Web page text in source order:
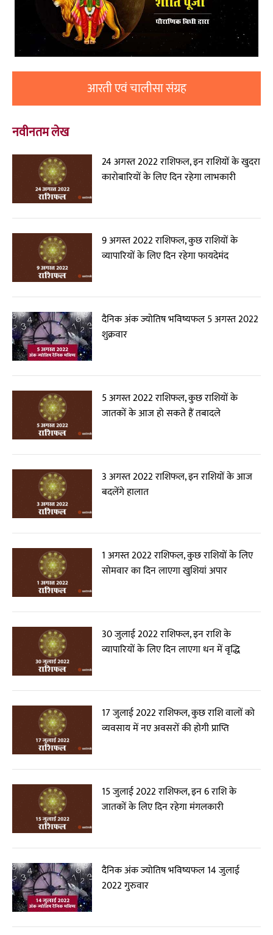
आरती एवं चालीसा संग्रह
नवीनतम लेख
24 अगस्त 2022 राशिफल, इन राशियों के खुदरा
कारोबारियों के लिए दिन रहेगा लाभकारी
9 अगस्त 2022 राशिफल, कुछ राशियों के
व्यापारियों के लिए दिन रहेगा फायदेमंद
दैनिक अंक ज्योतिष भविष्यफल 5 अगस्त 2022
शुक्रवार
5 अगस्त 2022 राशिफल, कुछ राशियों के
जातकों के आज हो सकते हैं तबादले
3 अगस्त 2022 राशिफल, इन राशियों के आज
बदलेंगे हालात
1 अगस्त 2022 राशिफल, कुछ राशियों के लिए
सोमवार का दिन लाएगा खुशियां अपार
30 जुलाई 2022 राशिफल, इन राशि के
व्यापारियों के लिए दिन लाएगा धन में वृद्धि
17 जुलाई 2022 राशिफल, कुछ राशि वालों को
व्यवसाय में नए अवसरों की होगी प्राप्ति
15 जुलाई 2022 राशिफल, इन 6 राशि के
जातकों के लिए दिन रहेगा मंगलकारी
दैनिक अंक ज्योतिष भविष्यफल 14 जुलाई
2022 गुरुवार